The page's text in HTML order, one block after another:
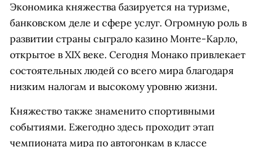
Экономика княжества базируется на туризме,
банковском деле и сфере услуг. Огромную роль в
развитии страны сыграло казино Монте-Карло,
открытое в XIX веке. Сегодня Монако привлекает
состоятельных людей со всего мира благодаря
низким налогам и высокому уровню жизни.
Княжество также знаменито спортивными
событиями. Ежегодно здесь проходит этап
чемпионата мира по автогонкам в классе